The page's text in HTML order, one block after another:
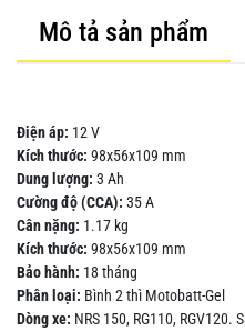
Mô tả sản phẩm
Điện áp: 12 V
Kích thước: 98x56x109 mm
Dung lượng: 3 Ah
Cường độ (CCA): 35 A
Cân nặng: 1.17 kg
Kích thước: 98x56x109 mm
Bảo hành: 18 tháng
Phân loại: Bình 2 thì Motobatt-Gel
Dòng xe: NRS 150, RG110, RGV120.